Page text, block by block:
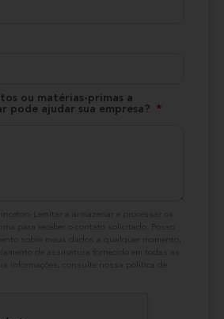
ou matérias-primas a
pode ajudar sua empresa?
Lemitar a armazenar e processar os
para receber o contato solicitado. Posso
sobre meus dados a qualquer momento,
de assinatura fornecido em todas as
informações, consulte nossa política de